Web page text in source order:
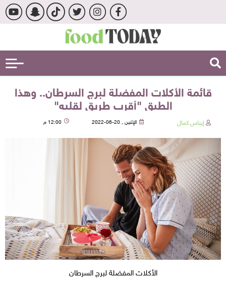
قائمة الأكلات المفضلة لبرج السرطان.. وهذا
الطبق "أقرب طريق لقلبه"
إيناس كمال الإثنين , 20-06-2022 12:00 م
الأكلات المفضلة لبرج السرطان